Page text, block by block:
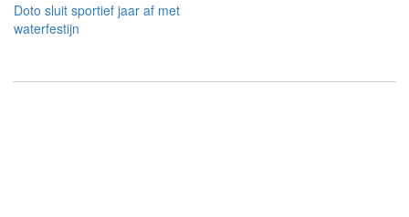
Doto sluit sportief jaar af met
waterfestijn